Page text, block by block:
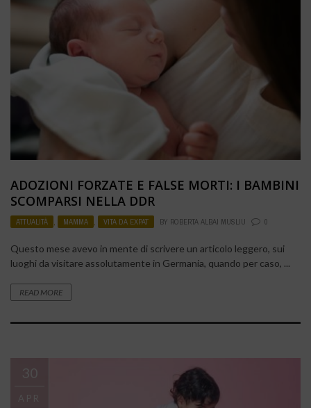
ADOZIONI FORZATE E FALSE MORTI: I BAMBINI
SCOMPARSI NELLA DDR
ATTUALITÀ , MAMMA , VITA DA EXPAT BY ROBERTA ALBAI MUSLIU 0
Questo mese avevo in mente di scrivere un articolo leggero, sui
luoghi da visitare assolutamente in Germania, quando per caso, ...
READ MORE
30